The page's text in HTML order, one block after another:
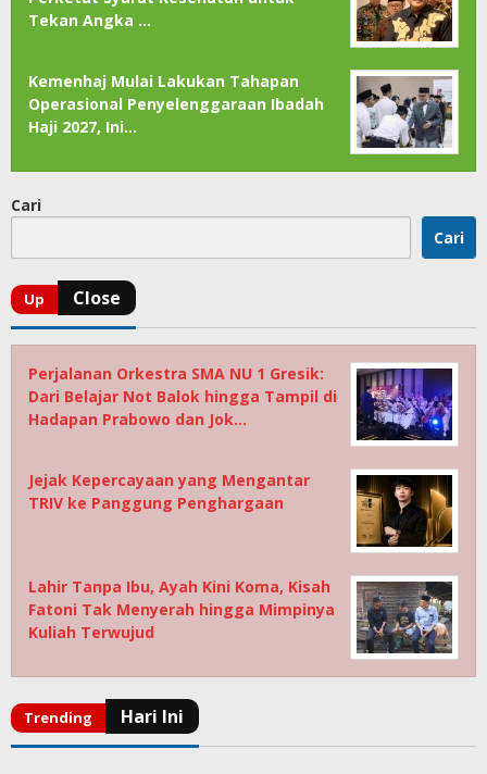
Tekan Angka …
Kemenhaj Mulai Lakukan Tahapan
Operasional Penyelenggaraan Ibadah
Haji 2027, Ini…
Cari
Cari
Perjalanan Orkestra SMA NU 1 Gresik:
Dari Belajar Not Balok hingga Tampil di
Hadapan Prabowo dan Jok…
Jejak Kepercayaan yang Mengantar
TRIV ke Panggung Penghargaan
Lahir Tanpa Ibu, Ayah Kini Koma, Kisah
Fatoni Tak Menyerah hingga Mimpinya
Kuliah Terwujud